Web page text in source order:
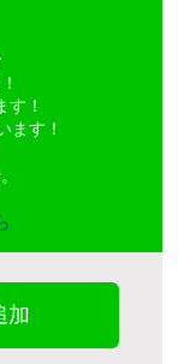
す！
ます！
加